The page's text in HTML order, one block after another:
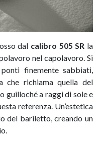
dal calibro 505 SR la
nel capolavoro. Si
finemente sabbiati,
che richiama quella del
guilloché a raggi di sole e
referenza. Un’estetica
del bariletto, creando un